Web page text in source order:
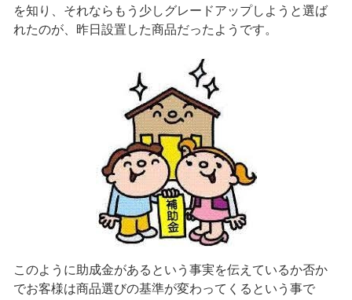
を知り、それならもう少しグレードアップしようと選ば
れたのが、昨日設置した商品だったようです。
このように助成金があるという事実を伝えているか否か
でお客様は商品選びの基準が変わってくるという事で